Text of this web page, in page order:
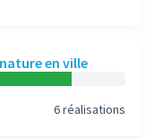
en ville
6 réalisations